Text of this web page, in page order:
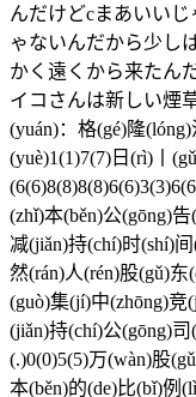
んだけどcまあいい
ゃないんだから少し
かく遠くから来たん
イコさんは新しい煙
(yuán)：格(gé)隆
(yuè)1(1)7(7)日(rì)丨
(zhǐ)本(běn)公(gōng)
减(jiǎn)持(chí)时(shí)
然(rán)人(rén)股(gǔ)东
(guò)集(jí)中(zhōng)竞
(jiǎn)持(chí)公(gōng)
(.)0(0)5(5)万(wàn)股
本(běn)的(de)比(bǐ)例